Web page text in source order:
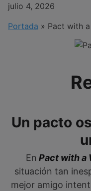
julio 4, 2026
Portada » Pact with
Un pacto
En Pact with a
situación tan
mejor amigo